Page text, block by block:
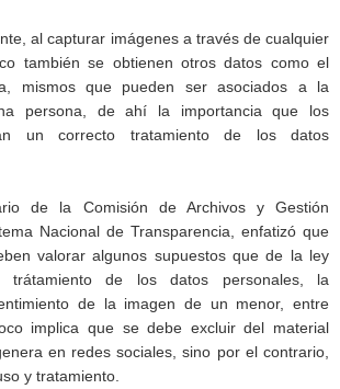
al capturar imágenes a través de cualquier
también se obtienen otros datos como el
mismos que pueden ser asociados a la
persona, de ahí la importancia que los
un correcto tratamiento de los datos
de la Comisión de Archivos y Gestión
Nacional de Transparencia, enfatizó que
valorar algunos supuestos que de la ley
trátamiento de los datos personales, la
de la imagen de un menor, entre
implica que se debe excluir del material
en redes sociales, sino por el contrario,
y tratamiento.